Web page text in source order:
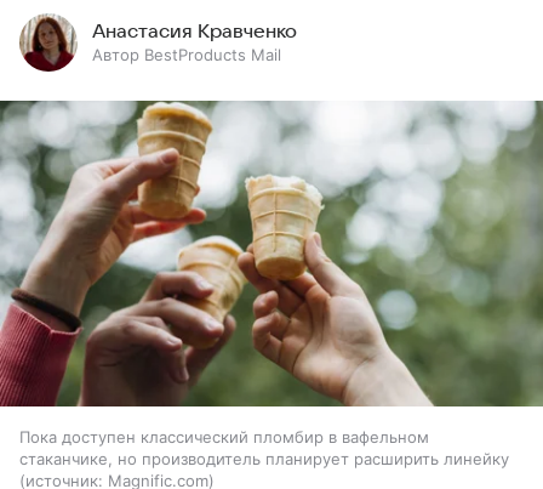
Анастасия Кравченко
Автор BestProducts Mail
Пока доступен классический пломбир в вафельном
стаканчике, но производитель планирует расширить линейку
источник: Magnific.com